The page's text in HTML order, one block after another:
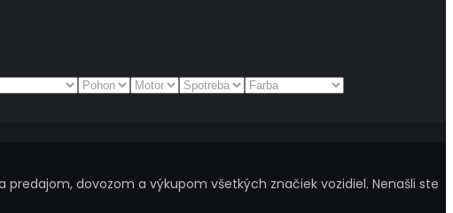
dovozom a výkupom všetkých značiek vozidiel. Nenašli ste